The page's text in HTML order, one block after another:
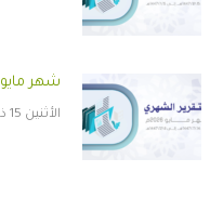
شهر مايو 2026م
الأثنين 15 ذو الحجة 1447هـ